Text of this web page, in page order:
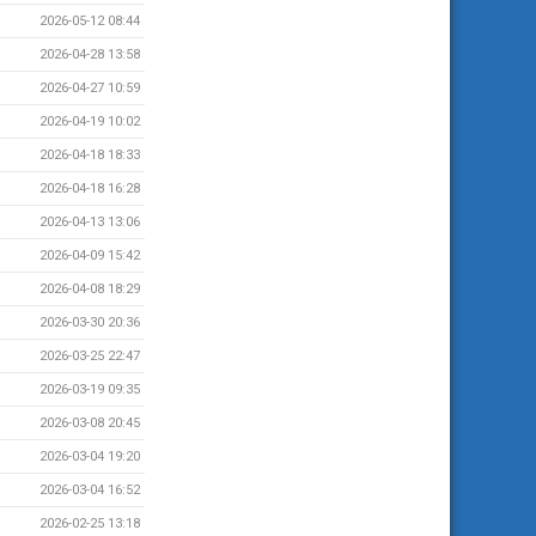
2026-05-12 08:44
2026-04-28 13:58
2026-04-27 10:59
2026-04-19 10:02
2026-04-18 18:33
2026-04-18 16:28
2026-04-13 13:06
2026-04-09 15:42
2026-04-08 18:29
2026-03-30 20:36
2026-03-25 22:47
2026-03-19 09:35
2026-03-08 20:45
2026-03-04 19:20
2026-03-04 16:52
2026-02-25 13:18